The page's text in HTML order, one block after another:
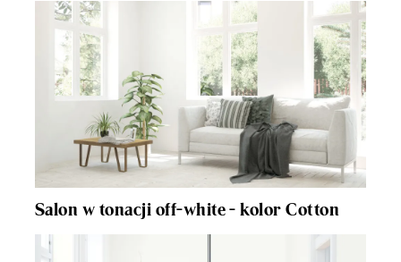
Salon w tonacji off-white - kolor Cotton